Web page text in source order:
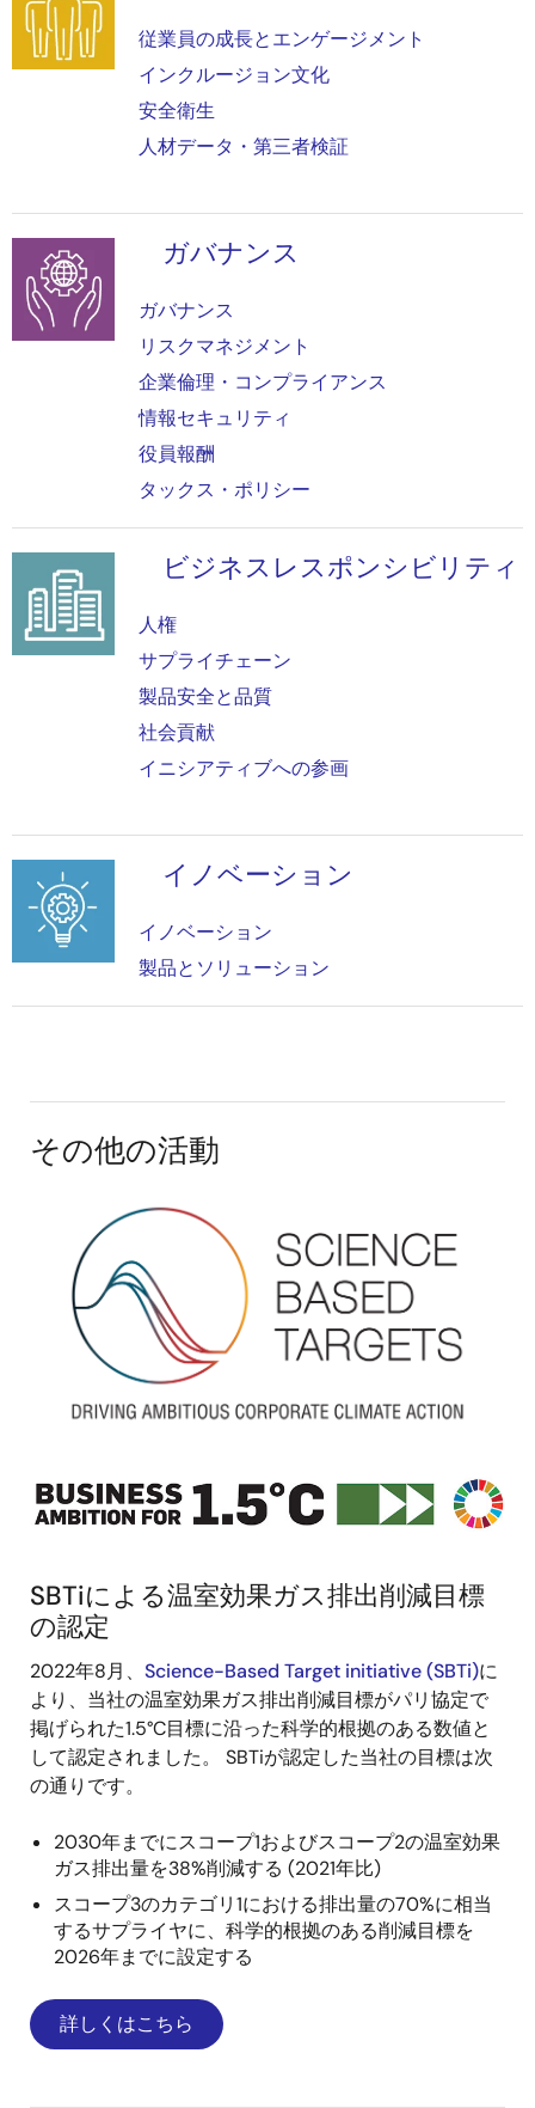
像
従業員の成長とエンゲージメント
インクルージョン文化
安全衛生
人材データ・第三者検証
像
ガバナンス
ガバナンス
リスクマネジメント
企業倫理・コンプライアンス
情報セキュリティ
役員報酬
タックス・ポリシー
像
ビジネスレスポンシビリティ
人権
サプライチェーン
製品安全と品質
社会貢献
イニシアティブへの参画
像
イノベーション
イノベーション
製品とソリューション
その他の活動
像
SBTiによる温室効果ガス排出削減目標
の認定
2022年8月、 Science-Based Target initiative (SBTi)に
より、当社の温室効果ガス排出削減目標がパリ協定で
掲げられた1.5°C目標に沿った科学的根拠のある数値と
して認定されました。 SBTiが認定した当社の目標は次
の通りです。
2030年までにスコープ1およびスコープ2の温室効果
ガス排出量を38%削減する (2021年比)
スコープ3のカテゴリ1における排出量の70%に相当
するサプライヤに、科学的根拠のある削減目標を
2026年までに設定する
詳しくはこちら